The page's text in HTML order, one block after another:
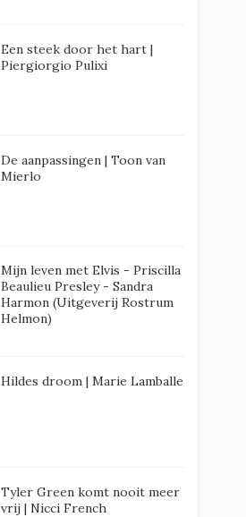
Een steek door het hart |
Piergiorgio Pulixi
De aanpassingen | Toon van
Mierlo
Mijn leven met Elvis - Priscilla
Beaulieu Presley - Sandra
Harmon (Uitgeverij Rostrum
Helmon)
Hildes droom | Marie Lamballe
Tyler Green komt nooit meer
vrij | Nicci French